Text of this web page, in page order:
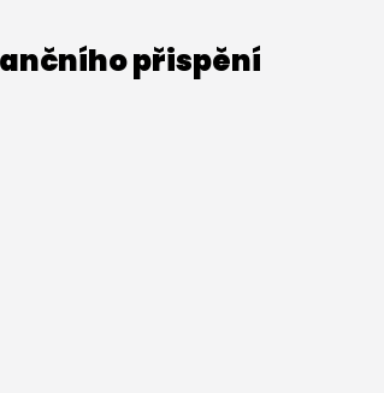
přispění